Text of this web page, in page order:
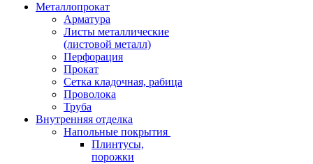
Металлопрокат
Арматура
Листы металлические
(листовой металл)
Перфорация
Прокат
Сетка кладочная, рабица
Проволока
Труба
Внутренняя отделка
Напольные покрытия
Плинтусы,
порожки